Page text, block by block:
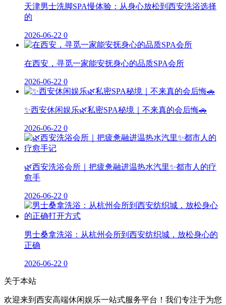
天津男士洗脚SPA慢体验：从身心放松到西安洗浴选择
的
2026-06-22 0
在西安，寻觅一家能安抚身心的品质SPA会所
2026-06-22 0
✨西安休闲娱乐🌿私密SPA秘境｜不来真的会后悔🚗
2026-06-22 0
🌿西安洗浴会所｜把疲惫融进温热水汽里✨都市人的疗
愈手
2026-06-22 0
男士桑拿洗浴：从杭州会所到西安纺织城，放松身心的
正确
2026-06-22 0
关于本站
欢迎来到西安高端休闲娱乐一站式服务平台！我们专注于为您